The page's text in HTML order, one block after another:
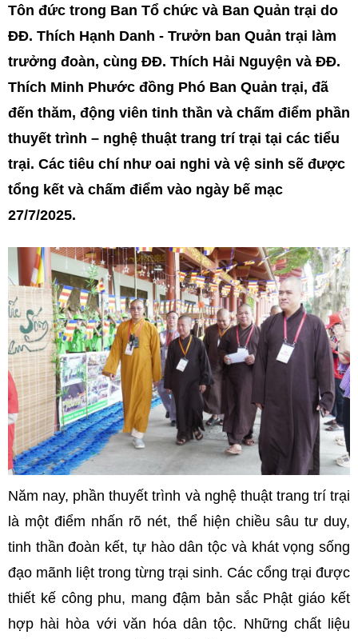
Tôn đức trong Ban Tổ chức và Ban Quản trại do
ĐĐ. Thích Hạnh Danh - Trưởn ban Quản trại làm
trưởng đoàn, cùng ĐĐ. Thích Hải Nguyện và ĐĐ.
Thích Minh Phước đồng Phó Ban Quản trại, đã
đến thăm, động viên tinh thần và chấm điểm phần
thuyết trình – nghệ thuật trang trí trại tại các tiểu
trại. Các tiêu chí như oai nghi và vệ sinh sẽ được
tổng kết và chấm điểm vào ngày bế mạc
27/7/2025.
Năm nay, phần thuyết trình và nghệ thuật trang trí trại
là một điểm nhấn rõ nét, thể hiện chiều sâu tư duy,
tinh thần đoàn kết, tự hào dân tộc và khát vọng sống
đạo mãnh liệt trong từng trại sinh. Các cổng trại được
thiết kế công phu, mang đậm bản sắc Phật giáo kết
hợp hài hòa với văn hóa dân tộc. Những chất liệu